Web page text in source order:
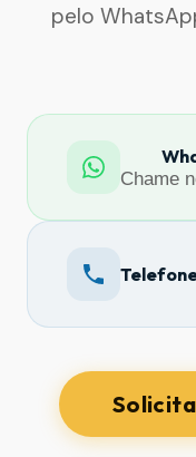
pelo
Chame